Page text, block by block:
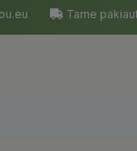
Tarne